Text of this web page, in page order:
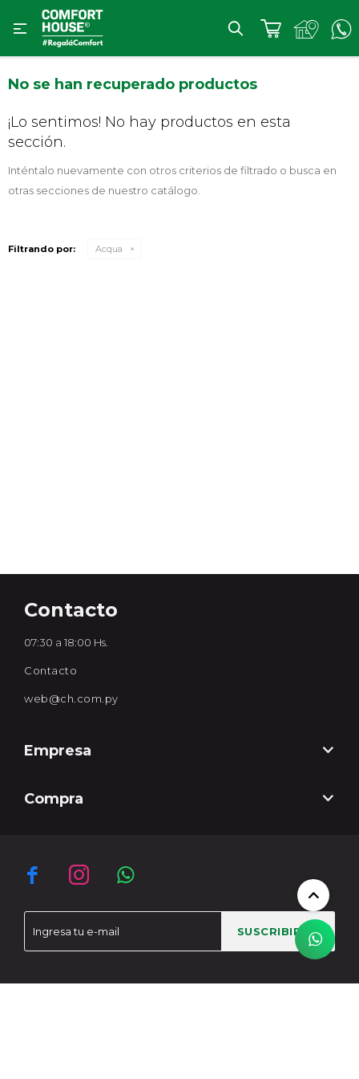

No se han recuperado productos
¡Lo sentimos! No hay productos en esta
sección.
Inténtalo nuevamente con otros criterios de filtrado o busca en
otras secciones de nuestro catálogo.
Filtrando por: Acqua
  
SUSCRIBIRME
Contacto
07:30 a 18:00 Hs.
Contacto
web@ch.com.py
Empresa
Compra